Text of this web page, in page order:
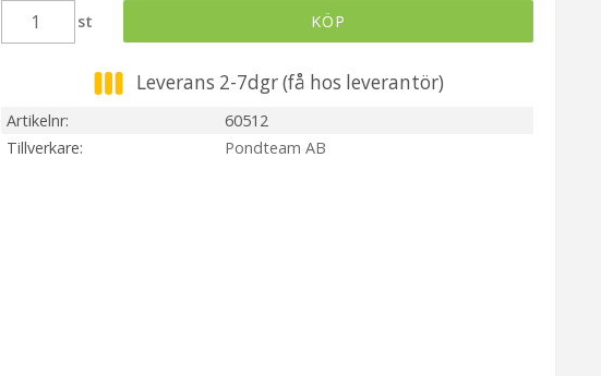
st
KÖP
Leverans 2-7dgr (få hos leverantör)
Artikelnr
60512
Tillverkare
Pondteam AB